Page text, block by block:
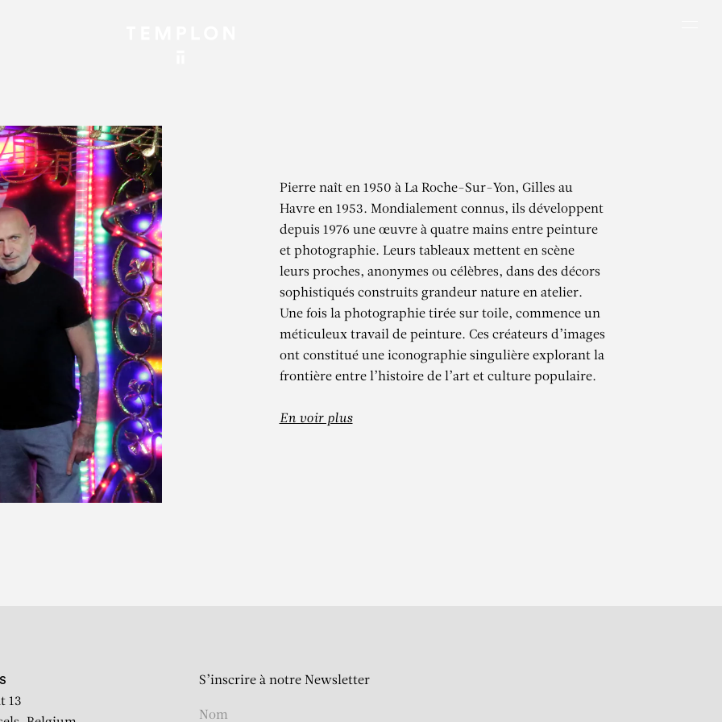
ET GILLES
Pierre naît en 1950 à La Roche-Sur-Yon, Gilles au
Havre en 1953. Mondialement connus, ils développent
depuis 1976 une œuvre à quatre mains entre peinture
et photographie. Leurs tableaux mettent en scène
leurs proches, anonymes ou célèbres, dans des décors
sophistiqués construits grandeur nature en atelier.
Une fois la photographie tirée sur toile, commence un
méticuleux travail de peinture. Ces créateurs d’images
ont constitué une iconographie singulière explorant la
frontière entre l’histoire de l’art et culture populaire.
En voir plus
13
S’inscrire à notre Newsletter